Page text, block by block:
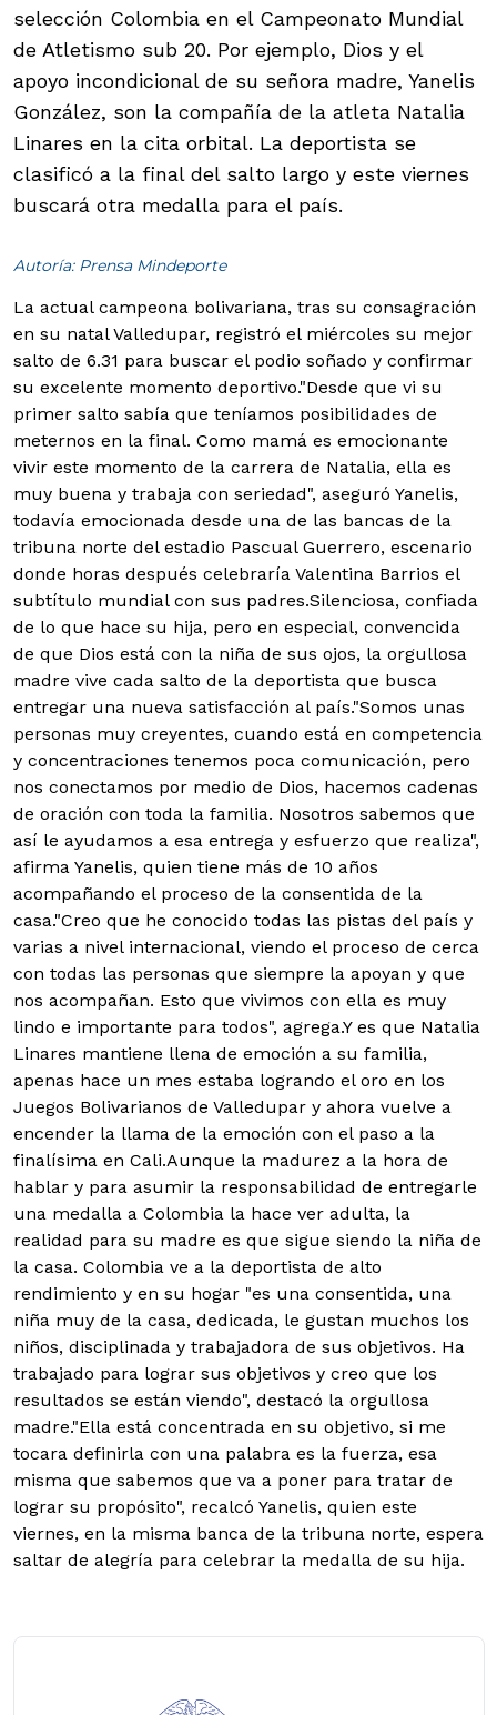
selección Colombia en el Campeonato Mundial
de Atletismo sub 20. Por ejemplo, Dios y el
apoyo incondicional de su señora madre, Yanelis
González, son la compañía de la atleta Natalia
Linares en la cita orbital. La deportista se
clasificó a la final del salto largo y este viernes
buscará otra medalla para el país.
Autoría: Prensa Mindeporte
La actual campeona bolivariana, tras su consagración
en su natal Valledupar, registró el miércoles su mejor
salto de 6.31 para buscar el podio soñado y confirmar
su excelente momento deportivo."Desde que vi su
primer salto sabía que teníamos posibilidades de
meternos en la final. Como mamá es emocionante
vivir este momento de la carrera de Natalia, ella es
muy buena y trabaja con seriedad", aseguró Yanelis,
todavía emocionada desde una de las bancas de la
tribuna norte del estadio Pascual Guerrero, escenario
donde horas después celebraría Valentina Barrios el
subtítulo mundial con sus padres.Silenciosa, confiada
de lo que hace su hija, pero en especial, convencida
de que Dios está con la niña de sus ojos, la orgullosa
madre vive cada salto de la deportista que busca
entregar una nueva satisfacción al país."Somos unas
personas muy creyentes, cuando está en competencia
y concentraciones tenemos poca comunicación, pero
nos conectamos por medio de Dios, hacemos cadenas
de oración con toda la familia. Nosotros sabemos que
así le ayudamos a esa entrega y esfuerzo que realiza",
afirma Yanelis, quien tiene más de 10 años
acompañando el proceso de la consentida de la
casa."Creo que he conocido todas las pistas del país y
varias a nivel internacional, viendo el proceso de cerca
con todas las personas que siempre la apoyan y que
nos acompañan. Esto que vivimos con ella es muy
lindo e importante para todos", agrega.Y es que Natalia
Linares mantiene llena de emoción a su familia,
apenas hace un mes estaba logrando el oro en los
Juegos Bolivarianos de Valledupar y ahora vuelve a
encender la llama de la emoción con el paso a la
finalísima en Cali.Aunque la madurez a la hora de
hablar y para asumir la responsabilidad de entregarle
una medalla a Colombia la hace ver adulta, la
realidad para su madre es que sigue siendo la niña de
la casa. Colombia ve a la deportista de alto
rendimiento y en su hogar "es una consentida, una
niña muy de la casa, dedicada, le gustan muchos los
niños, disciplinada y trabajadora de sus objetivos. Ha
trabajado para lograr sus objetivos y creo que los
resultados se están viendo", destacó la orgullosa
madre."Ella está concentrada en su objetivo, si me
tocara definirla con una palabra es la fuerza, esa
misma que sabemos que va a poner para tratar de
lograr su propósito", recalcó Yanelis, quien este
viernes, en la misma banca de la tribuna norte, espera
saltar de alegría para celebrar la medalla de su hija.